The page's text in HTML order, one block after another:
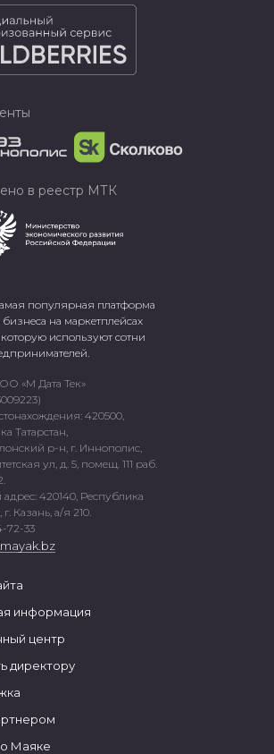
популярная платформа
на маркетплейсах
используют сотни
«М Дата Тек»
420500,
Татарстан,
р-н, г. Иннополис,
ул, д. 5, помещ. 111 раб.
420140, Республика
г. Казань, а/я 210.
72-33
информация
центр
директору
Маяке
в реестр МТК